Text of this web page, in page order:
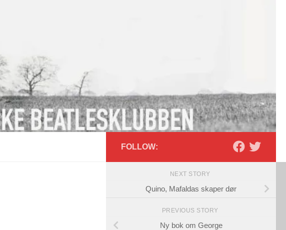
FOLLOW:
NEXT STORY
Quino, Mafaldas skaper dør
PREVIOUS STORY
Ny bok om George